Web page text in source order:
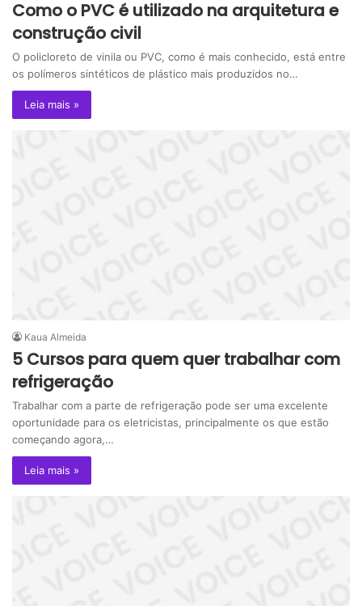
Como o PVC é utilizado na arquitetura e
construção civil
O policloreto de vinila ou PVC, como é mais conhecido, está entre
os polímeros sintéticos de plástico mais produzidos no…
Leia mais »
Kaua Almeida
5 Cursos para quem quer trabalhar com
refrigeração
Trabalhar com a parte de refrigeração pode ser uma excelente
oportunidade para os eletricistas, principalmente os que estão
começando agora,…
Leia mais »